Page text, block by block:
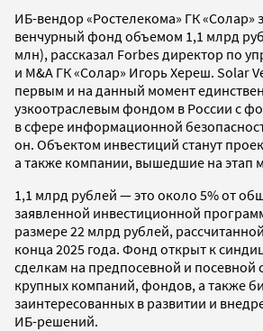
ИБ-вендор «Ростелекома» ГК «Солар»
венчурный фонд объемом 1,1 млрд
млн), рассказал Forbes директор по
и M&A ГК «Солар» Игорь Хереш. Solar
первым и на данный момент
узкоотраслевым фондом в России с
в сфере информационной
он. Объектом инвестиций станут
а также компании, вышедшие на этап
1,1 млрд рублей — это около 5% от
заявленной инвестиционной
размере 22 млрд рублей,
конца 2025 года. Фонд открыт к
сделкам на предпосевной и посевной
крупных компаний, фондов, а также
заинтересованных в развитии и
ИБ-решений.